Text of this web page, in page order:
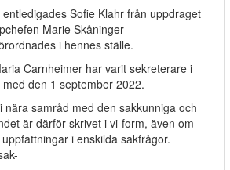
Sofie Klahr från uppdraget
Marie Skåninger
i hennes ställe.
Carnheimer har varit sekreterare i
den 1 september 2022.
nära samråd med den sakkunniga och
är därför skrivet i vi-form, även om
i enskilda sakfrågor.